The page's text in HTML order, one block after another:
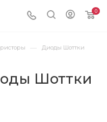
0
— Диоды Шоттки
Шоттки